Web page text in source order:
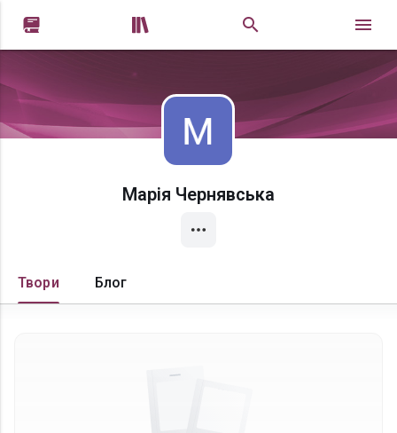
 
Марія Чернявська
Твори Блог